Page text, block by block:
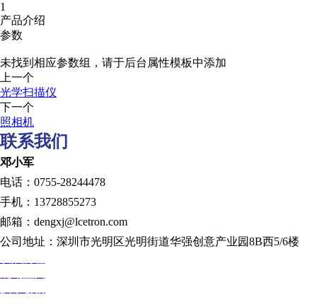
1
产品介绍
参数
未找到相应参数组，请于后台属性模板中添加
上一个
光学扫描仪
下一个
照相机
联系我们
邓小军
电话：0755-28244478
手机：13728855273
邮箱：dengxj@lcetron.com
公司地址：深圳市光明区光明街道华强创意产业园8B西5/6楼